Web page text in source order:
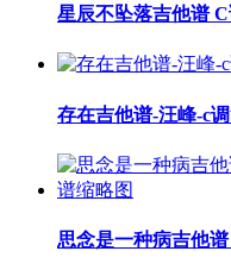
星辰不坠落吉他谱
存在吉他谱-汪峰-c
思念是一种病吉他